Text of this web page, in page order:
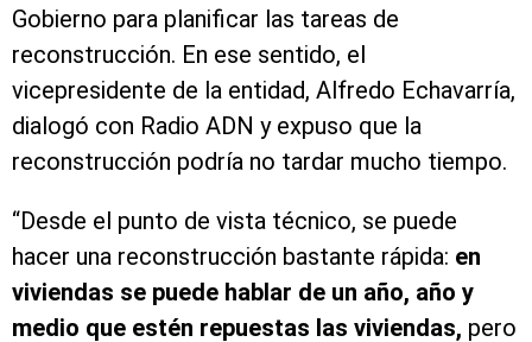
Gobierno para planificar las tareas de
reconstrucción. En ese sentido, el
vicepresidente de la entidad, Alfredo Echavarría,
dialogó con Radio ADN y expuso que la
reconstrucción podría no tardar mucho tiempo.
“Desde el punto de vista técnico, se puede
hacer una reconstrucción bastante rápida: en
viviendas se puede hablar de un año, año y
medio que estén repuestas las viviendas, pero